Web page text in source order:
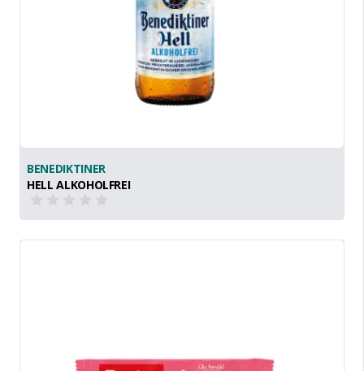
BENEDIKTINER
HELL ALKOHOLFREI